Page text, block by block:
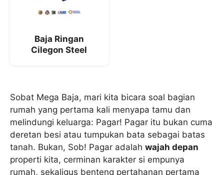
Baja Ringan
Cilegon Steel
Sobat Mega Baja, mari kita bicara soal bagian
rumah yang pertama kali menyapa tamu dan
melindungi keluarga: Pagar! Pagar itu bukan cuma
deretan besi atau tumpukan bata sebagai batas
tanah. Bukan, Sob! Pagar adalah wajah depan
properti kita, cerminan karakter si empunya
rumah, sekaligus benteng pertahanan pertama